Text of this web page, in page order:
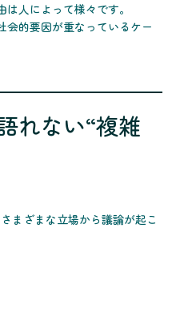
人によって様々です。
会的要因が重なっているケー
れない“複雑
まざまな立場から議論が起こ